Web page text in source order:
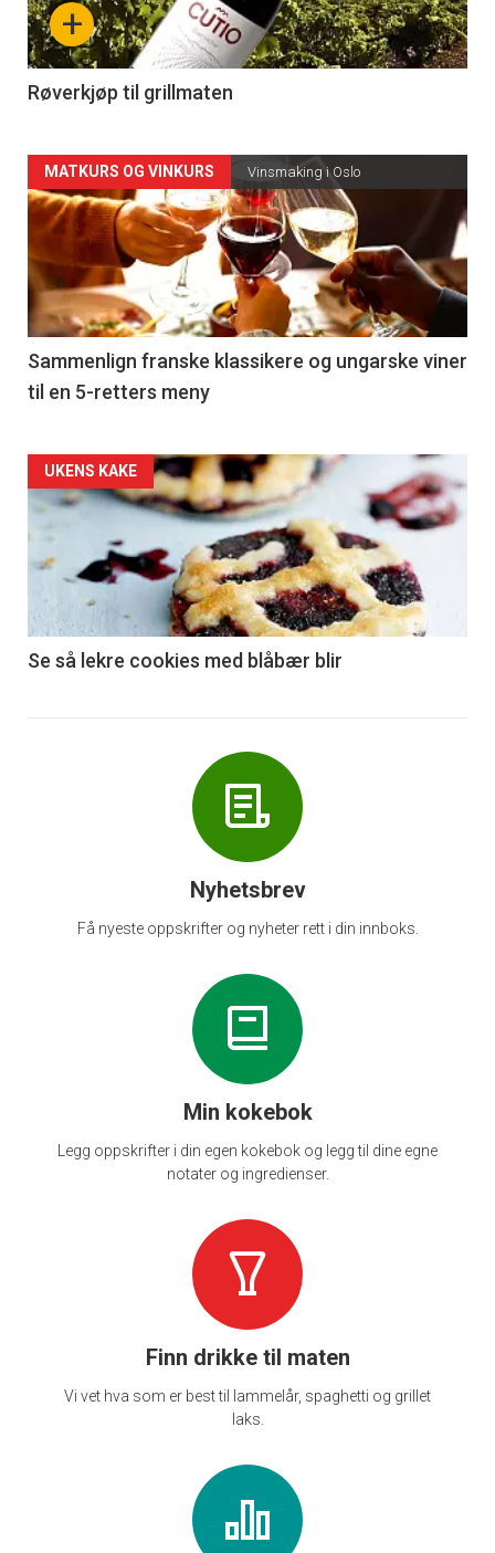
-
4
+
Røverkjøp til grillmaten
Forsiden
akkurat
nå
-
5
MATKURS OG VINKURS Vinsmaking i Oslo
Sammenlign franske klassikere og ungarske viner
til en 5-retters meny
Forsiden
akkurat
nå
6
UKENS KAKE
Se så lekre cookies med blåbær blir
Nyhetsbrev
Få nyeste oppskrifter og nyheter rett i din innboks.
Min kokebok
Legg oppskrifter i din egen kokebok og legg til dine egne
notater og ingredienser.
Finn drikke til maten
Vi vet hva som er best til lammelår, spaghetti og grillet
laks.